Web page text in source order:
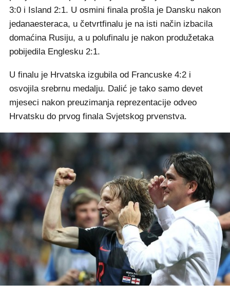
3:0 i Island 2:1. U osmini finala prošla je Dansku nakon
jedanaesteraca, u četvrtfinalu je na isti način izbacila
domaćina Rusiju, a u polufinalu je nakon produžetaka
pobijedila Englesku 2:1.
U finalu je Hrvatska izgubila od Francuske 4:2 i
osvojila srebrnu medalju. Dalić je tako samo devet
mjeseci nakon preuzimanja reprezentacije odveo
Hrvatsku do prvog finala Svjetskog prvenstva.